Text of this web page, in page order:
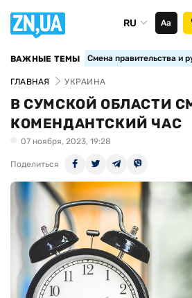
RU Аа
ВАЖНЫЕ ТЕМЫ Смена правительства и
ГЛАВНАЯ УКРАИНА
В СУМСКОЙ ОБЛАСТИ
КОМЕНДАНТСКИЙ ЧАС
07 ноября, 2023, 19:28
Поделиться